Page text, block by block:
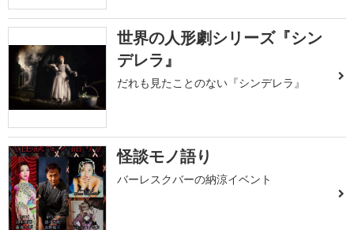
世界の人形劇シリーズ『シン
デレラ』
だれも見たことのない『シンデレラ』
怪談モノ語り
バーレスクバーの納涼イベント